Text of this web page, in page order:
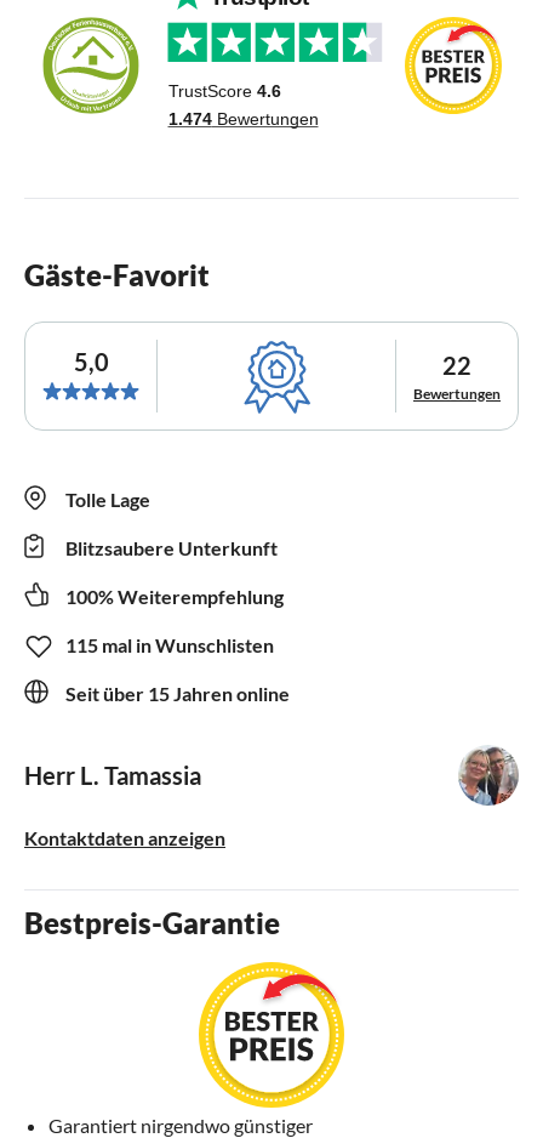
Gäste-Favorit
5,0 22
Bewertungen
Tolle Lage
Blitzsaubere Unterkunft
100% Weiterempfehlung
115 mal in Wunschlisten
Seit über 15 Jahren online
Herr L. Tamassia
Kontaktdaten anzeigen
Bestpreis-Garantie
Garantiert nirgendwo günstiger